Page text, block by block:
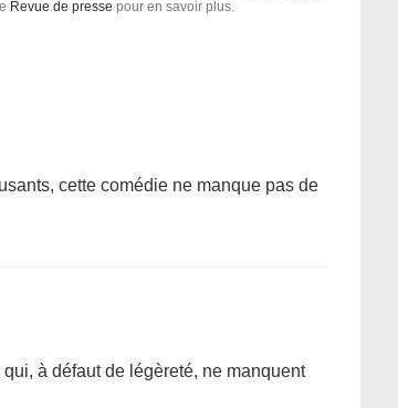
Revue de presse pour en savoir plus.
cette comédie ne manque pas de
à défaut de légèreté, ne manquent